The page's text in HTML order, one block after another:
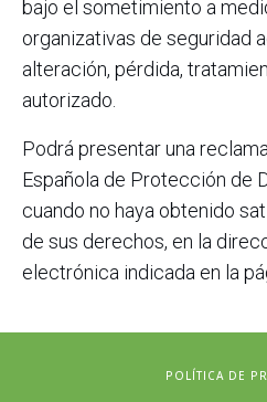
bajo el sometimiento a
organizativas de seguridad
alteración, pérdida,
autorizado.
Podrá presentar una
Española de Protección de
cuando no haya obtenido
de sus derechos, en la
electrónica indicada en la
POLÍTICA DE